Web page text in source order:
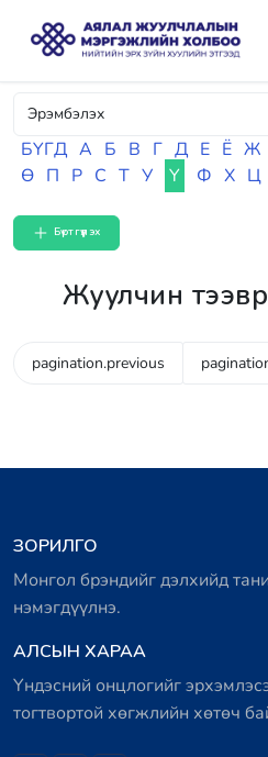
БҮГД А Б В Г Д Е Ё Ж
Ө П Р С Т У Ү Ф Х Ц
Бүртгүүлэх
Жуулчин
pagination.previous
ЗОРИЛГО
Монгол брэндийг дэлхийд
нэмэгдүүлнэ.
АЛСЫН ХАРАА
Үндэсний онцлогийг
тогтвортой хөгжлийн хөтөч